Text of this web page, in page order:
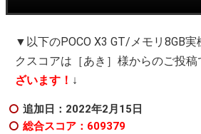
▼以下のPOCO X3 GT/メモリ8GB実
クスコアは［あき］様からのご投稿
ざいます！ ↓
追加日：2022年2月15日
総合スコア：609379